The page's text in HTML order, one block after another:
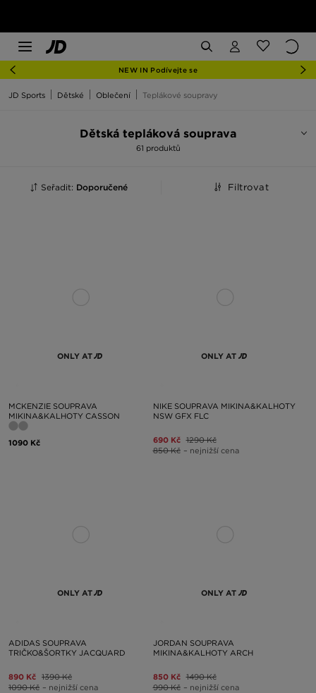
NEW IN Podívejte se
JD Sports Dětské Oblečení Teplákové soupravy
Dětská tepláková souprava
61 produktů
Seřadit: Doporučené Filtrovat
ONLY AT
MCKENZIE SOUPRAVA
MIKINA&KALHOTY CASSON
1090 Kč
ONLY AT
NIKE SOUPRAVA MIKINA&KALHOTY
NSW GFX FLC
690 Kč 1290 Kč
850 Kč – nejnižší cena
ONLY AT
ADIDAS SOUPRAVA
TRIČKO&ŠORTKY JACQUARD
890 Kč 1390 Kč
1090 Kč – nejnižší cena
ONLY AT
JORDAN SOUPRAVA
MIKINA&KALHOTY ARCH
850 Kč 1490 Kč
990 Kč – nejnižší cena